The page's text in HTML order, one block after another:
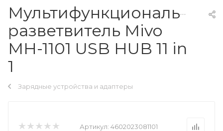
Мультифункциональный
разветвитель Mivo
MH-1101 USB HUB 11 in
1
Зарядные устройства и адаптеры
Артикул: 4602023081101